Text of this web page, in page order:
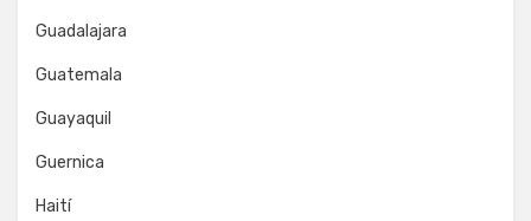
Guadalajara
Guatemala
Guayaquil
Guernica
Haití